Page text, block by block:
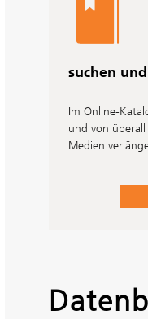
eBooks,
die Onleihe-App zur
suchen
Im Online-
und von
Medien